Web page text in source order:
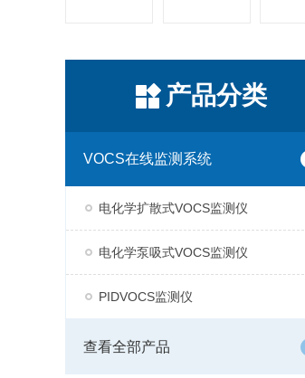
产品分类
VOCS在线监测系统
电化学扩散式VOCS监测仪
电化学泵吸式VOCS监测仪
PIDVOCS监测仪
查看全部产品